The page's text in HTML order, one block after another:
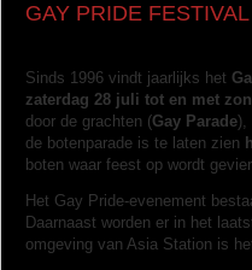
GAY PRIDE
Sinds 1996 vindt jaarlijks het
zaterdag 28 juli tot en met
door de grachten (Gay Parade),
de botenparade is te laten zien
boten waar feest op wordt
Het Gay Pride-evenement
Daarnaast worden er in het
omgeving van Asia Station is